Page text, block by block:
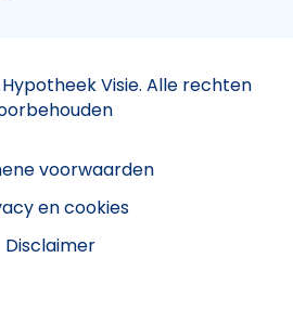
Visie. Alle rechten
voorwaarden
en cookies
Disclaimer